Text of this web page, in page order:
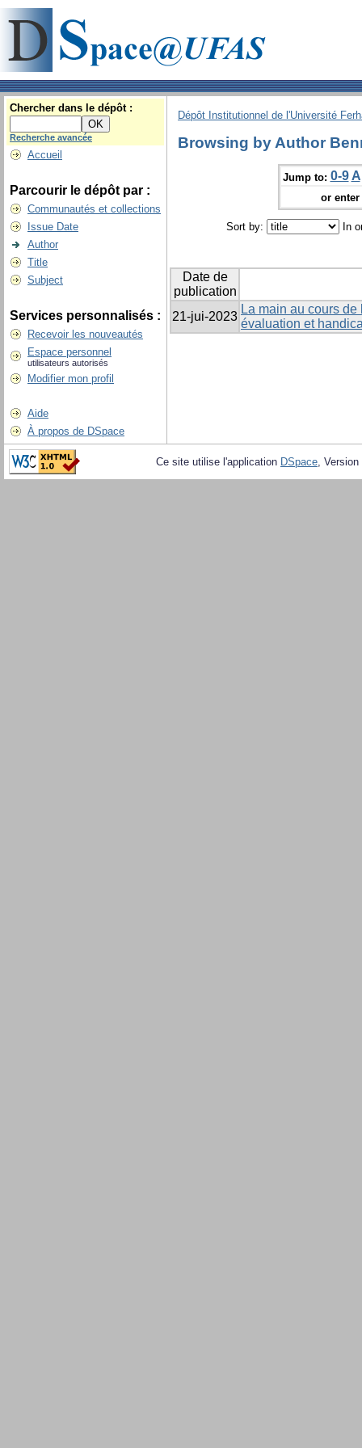
Chercher dans le dépôt :
Recherche avancée
Accueil
Parcourir le dépôt par :
Communautés et collections
Issue Date
Author
Title
Subject
Services personnalisés :
Recevoir les nouveautés
Espace personnel
utilisateurs autorisés
Modifier mon profil
Aide
À propos de DSpace
Dépôt Institutionnel de l'Université
Browsing by Author
Jump to: 0-9 A
or
Sort by: In
Date de
publication
21-jui-2023
La main au cours
évaluation et
Ce site utilise l'application DSpace,